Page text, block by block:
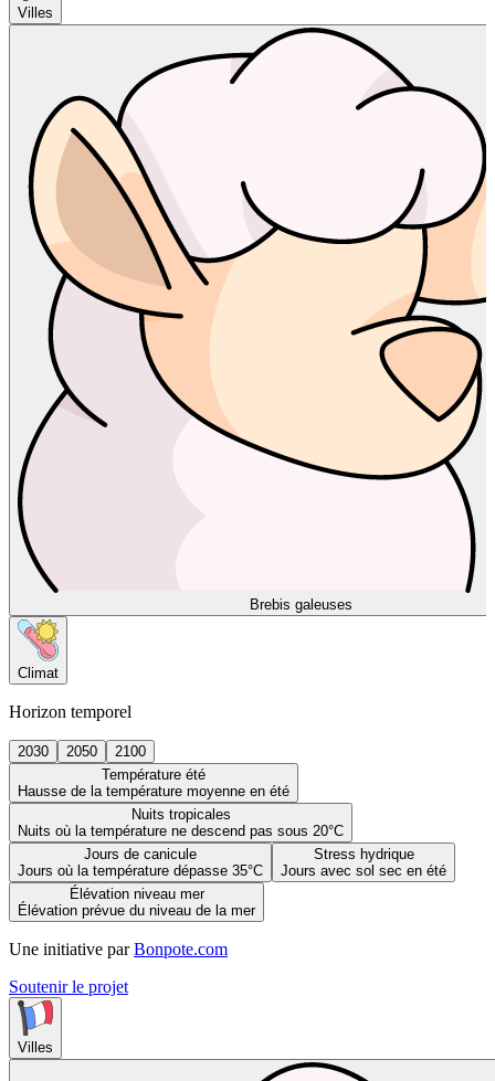
Villes
Brebis galeuses
Climat
Horizon temporel
2030 2050
2100
Température été
Hausse de la température moyenne en été
Nuits tropicales
Nuits où la température ne descend pas sous 20°C
Jours de canicule
Jours où la température dépasse 35°C
Stress hydrique
Jours avec sol sec en été
Élévation niveau mer
Élévation prévue du niveau de la mer
Une initiative par Bonpote.com
Soutenir le projet
Villes